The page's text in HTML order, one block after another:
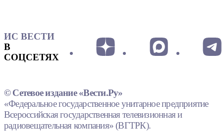
ИС ВЕСТИ
В
СОЦСЕТЯХ
© Сетевое издание «Вести.Ру»
«Федеральное государственное унитарное предприятие
Всероссийская государственная телевизионная и
радиовещательная компания» (ВГТРК).